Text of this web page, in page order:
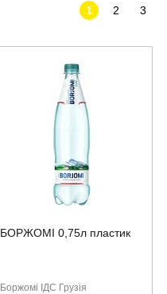
1 2 3
БОРЖОМІ 0,75л пластик
Боржомі ІДС Грузія